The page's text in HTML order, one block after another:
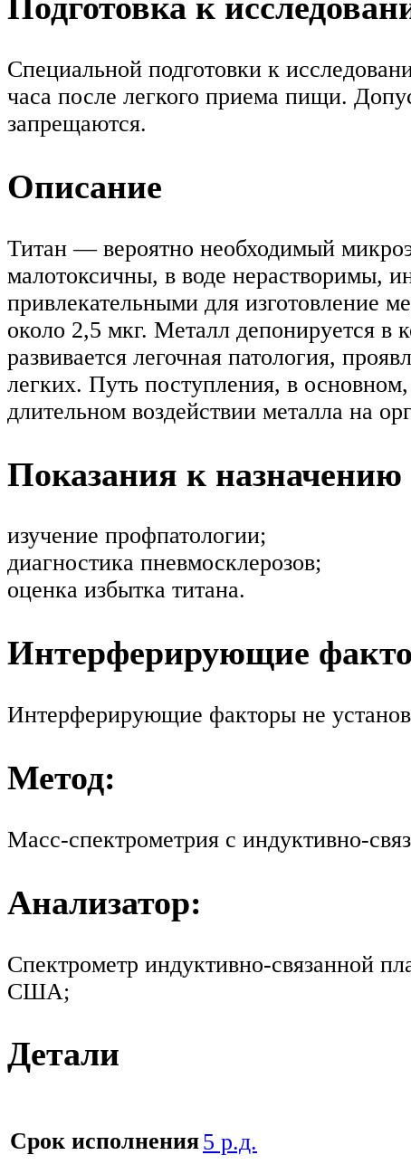
Специальной подготовки к
часа после легкого приема пищи.
запрещаются.
Описание
Титан — вероятно необходимый
малотоксичны, в воде нерастворимы,
привлекательными для изготовление
около 2,5 мкг. Металл депонируется в
развивается легочная патология,
легких. Путь поступления, в
длительном воздействии металла на
Показания к назначению
изучение профпатологии;
диагностика пневмосклерозов;
оценка избытка титана.
Интерферирующие
Интерферирующие факторы не
Метод:
Масс-спектрометрия с индуктивно-
Анализатор:
Спектрометр индуктивно-связанной
США;
Детали
Срок исполнения5 р.д.